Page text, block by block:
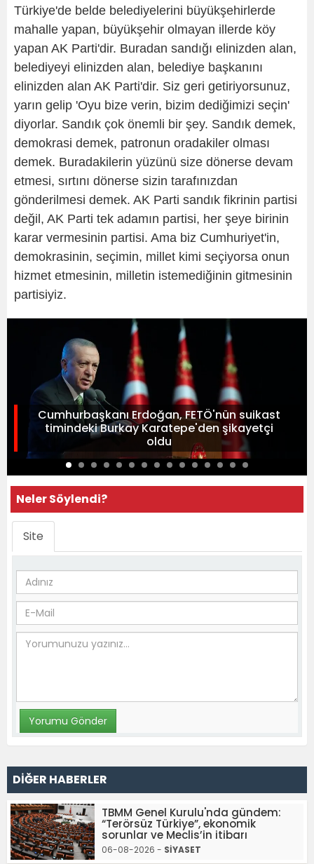
Türkiye'de belde belediyelerini büyükşehirlerde
mahalle yapan, büyükşehir olmayan illerde köy
yapan AK Parti'dir. Buradan sandığı elinizden alan,
belediyeyi elinizden alan, belediye başkanını
elinizden alan AK Parti'dir. Siz geri getiriyorsunuz,
yarın gelip 'Oyu bize verin, bizim dediğimizi seçin'
diyorlar. Sandık çok önemli bir şey. Sandık demek,
demokrasi demek, patronun oradakiler olması
demek. Buradakilerin yüzünü size dönerse devam
etmesi, sırtını dönerse sizin tarafınızdan
gönderilmesi demek. AK Parti sandık fikrinin partisi
değil, AK Parti tek adamın partisi, her şeye birinin
karar vermesinin partisi. Ama biz Cumhuriyet'in,
demokrasinin, seçimin, millet kimi seçiyorsa onun
hizmet etmesinin, milletin istemediğinin gitmesinin
partisiyiz.
Cumhurbaşkanı Erdoğan, FETÖ'nün suikast
timindeki Burkay Karatepe'den şikayetçi
oldu
Neler Söylendi?
Site
DİĞER HABERLER
TBMM Genel Kurulu'nda gündem:
“Terörsüz Türkiye”, ekonomik
sorunlar ve Meclis’in itibarı
06-08-2026 - SİYASET